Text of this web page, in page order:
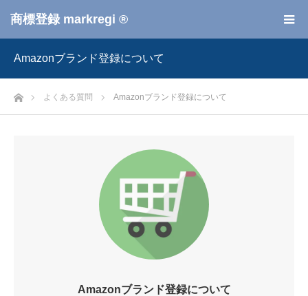
商標登録 markregi ®
Amazonブランド登録について
ホームよくある質問 Amazonブランド登録について
Amazonブランド登録について